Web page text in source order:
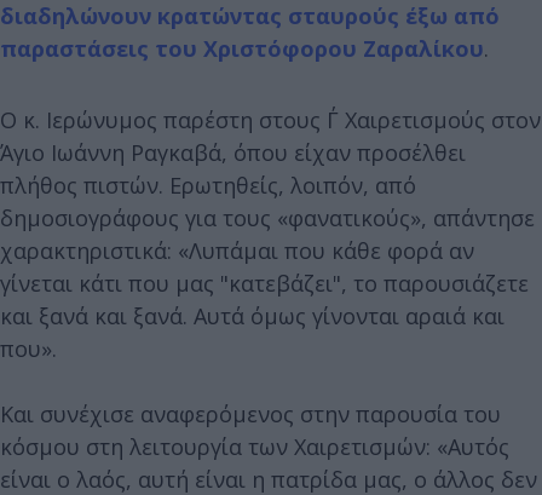
διαδηλώνουν κρατώντας σταυρούς έξω από
παραστάσεις του Χριστόφορου Ζαραλίκου.
Ο κ. Ιερώνυμος παρέστη στους Γ΄ Χαιρετισμούς στον
Άγιο Ιωάννη Ραγκαβά, όπου είχαν προσέλθει
πλήθος πιστών. Ερωτηθείς, λοιπόν, από
δημοσιογράφους για τους «φανατικούς», απάντησε
χαρακτηριστικά: «Λυπάμαι που κάθε φορά αν
γίνεται κάτι που μας "κατεβάζει", το παρουσιάζετε
και ξανά και ξανά. Αυτά όμως γίνονται αραιά και
που».
Και συνέχισε αναφερόμενος στην παρουσία του
κόσμου στη λειτουργία των Χαιρετισμών: «Αυτός
είναι ο λαός, αυτή είναι η πατρίδα μας, ο άλλος δεν